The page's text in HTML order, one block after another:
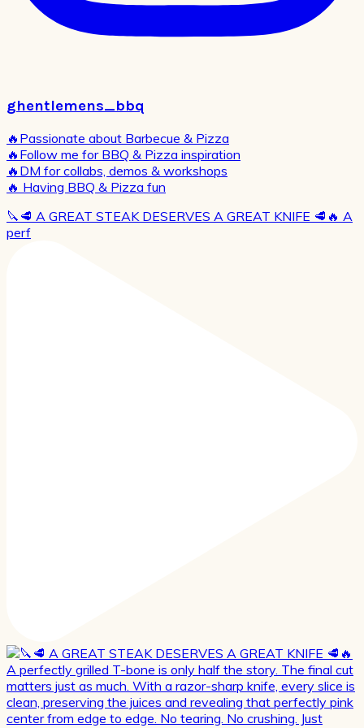
ghentlemens_bbq
🔥Passionate about Barbecue & Pizza
🔥Follow me for BBQ & Pizza inspiration
🔥DM for collabs, demos & workshops
🔥 Having BBQ & Pizza fun
🔪🥩 A GREAT STEAK DESERVES A GREAT KNIFE 🥩🔥 A
perf